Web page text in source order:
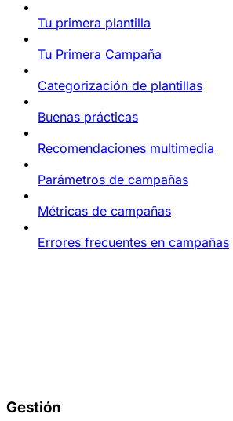
Tu primera plantilla
Tu Primera Campaña
Categorización de plantillas
Buenas prácticas
Recomendaciones multimedia
Parámetros de campañas
Métricas de campañas
Errores frecuentes en campañas
Gestión